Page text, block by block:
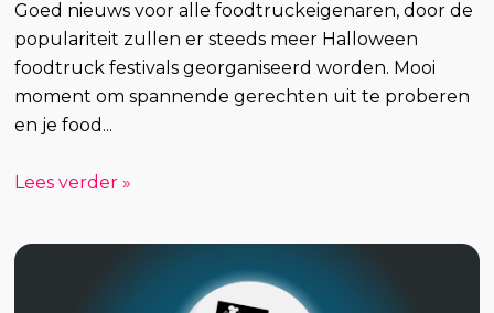
Goed nieuws voor alle foodtruckeigenaren, door de
populariteit zullen er steeds meer Halloween
foodtruck festivals georganiseerd worden. Mooi
moment om spannende gerechten uit te proberen
en je food...
Lees verder »